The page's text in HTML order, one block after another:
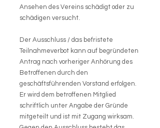
Ansehen des Vereins schädigt oder zu
schädigen versucht.
Der Ausschluss / das befristete
Teilnahmeverbot kann auf begründeten
Antrag nach vorheriger Anhörung des
Betroffenen durch den
geschäftsführenden Vorstand erfolgen.
Er wird dem betroffenen Mitglied
schriftlich unter Angabe der Gründe
mitgeteilt und ist mit Zugang wirksam.